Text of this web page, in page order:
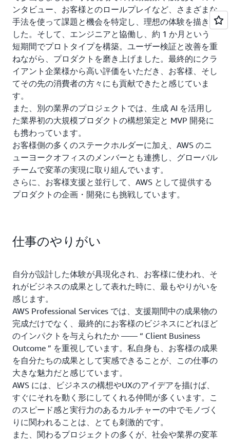
ンタビュー、お客様とのロールプレイなど、さまざまな
手法を使って課題と機会を特定し、理想の体験を描きま
した。そして、エンジニアと協働し、約 1 か月という
短期間でプロトタイプを構築。ユーザー検証と改善を重
ねながら、プロダクトを磨き上げました。最終的にクラ
イアント企業様から高い評価をいただき、お客様、そし
てその先の消費者の方々にも貢献できたと感じていま
す。
また、別の業界のプロジェクトでは、生成 AI を活用し
た業界初の大規模プロダクトの構想策定と MVP 開発に
も携わっています。
お客様側の多くのステークホルダーに加え、AWS のニ
ューヨークオフィスのメンバーとも連携し、グローバル
チームで変革の実現に取り組んでいます。
さらに、お客様支援と並行して、AWS として提供する
プロダクトの企画・開発にも挑戦しています。
仕事のやりがい
自分が設計した体験が具現化され、お客様に使われ、そ
れがビジネスの成果として表れた時に、最もやりがいを
感じます。
AWS Professional Services では、支援期間中の成果物の
完成だけでなく、最終的にお客様のビジネスにどれほど
のインパクトを与えられたか ―― “ Client Business
Outcome ” を重視しています。私自身も、お客様の成果
を自分たちの成果として実感できることが、この仕事の
大きな魅力だと感じています。
AWS には、ビジネスの構想やUXのアイデアを描けば、
すぐにそれを動く形にしてくれる仲間が多くいます。こ
のスピード感と実行力のあるカルチャーの中でモノづく
りに関われることは、とても刺激的です。
また、関わるプロジェクトの多くが、社会や業界の変革